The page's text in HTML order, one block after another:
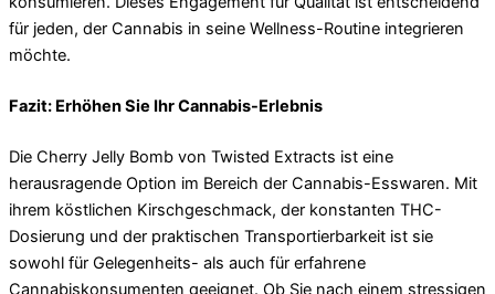
für jeden, der Cannabis in seine Wellness-Routine integrieren
möchte.
Fazit: Erhöhen Sie Ihr Cannabis-Erlebnis
Die Cherry Jelly Bomb von Twisted Extracts ist eine
herausragende Option im Bereich der Cannabis-Esswaren. Mit
ihrem köstlichen Kirschgeschmack, der konstanten THC-
Dosierung und der praktischen Transportierbarkeit ist sie
sowohl für Gelegenheits- als auch für erfahrene
Cannabiskonsumenten geeignet. Ob Sie nach einem stressigen